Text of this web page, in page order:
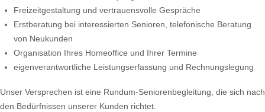
Freizeitgestaltung und vertrauensvolle Gespräche
Erstberatung bei interessierten Senioren, telefonische Beratung
von Neukunden
Organisation Ihres Homeoffice und Ihrer Termine
eigenverantwortliche Leistungserfassung und Rechnungslegung
Unser Versprechen ist eine Rundum-Seniorenbegleitung, die sich nach
den Bedürfnissen unserer Kunden richtet.